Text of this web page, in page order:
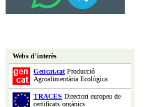
Webs d'interès
Gencat.catProducció
Agroalimentària Ecològica
TRACES Directori europeu de
certificats orgànics